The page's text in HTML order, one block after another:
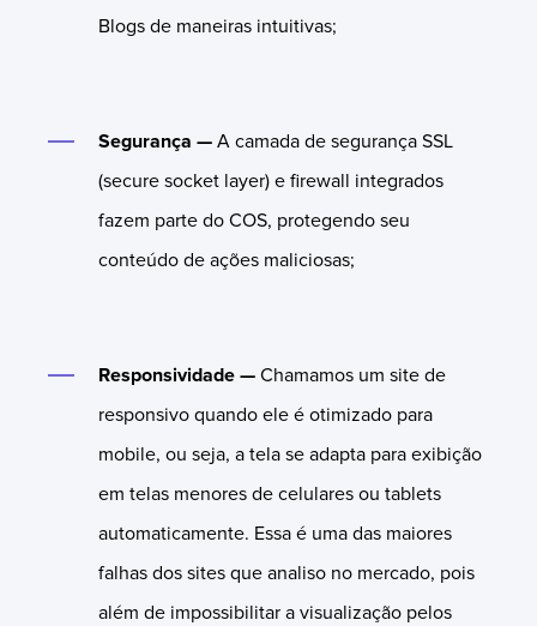
Blogs de maneiras intuitivas;
Segurança — A camada de segurança SSL
(secure socket layer) e firewall integrados
fazem parte do COS, protegendo seu
conteúdo de ações maliciosas;
Responsividade — Chamamos um site de
responsivo quando ele é otimizado para
mobile, ou seja, a tela se adapta para exibição
em telas menores de celulares ou tablets
automaticamente. Essa é uma das maiores
falhas dos sites que analiso no mercado, pois
além de impossibilitar a visualização pelos